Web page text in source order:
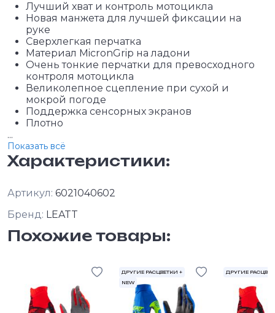
Лучший хват и контроль мотоцикла
Новая манжета для лучшей фиксации на
руке
Сверхлегкая перчатка
Материал MicronGrip на ладони
Очень тонкие перчатки для превосходного
контроля мотоцикла
Великолепное сцепление при сухой и
мокрой погоде
Поддержка сенсорных экранов
Плотно
...
Показать всё
Характеристики:
Артикул: 6021040602
Бренд: LEATT
Похожие товары:
ДРУГИЕ РАСЦВЕТКИ +
NEW
ДРУГИЕ